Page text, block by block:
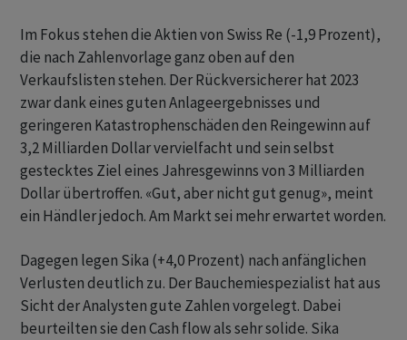
Im Fokus stehen die Aktien von Swiss Re (-1,9 Prozent),
die nach Zahlenvorlage ganz oben auf den
Verkaufslisten stehen. Der Rückversicherer hat 2023
zwar dank eines guten Anlageergebnisses und
geringeren Katastrophenschäden den Reingewinn auf
3,2 Milliarden Dollar vervielfacht und sein selbst
gestecktes Ziel eines Jahresgewinns von 3 Milliarden
Dollar übertroffen. «Gut, aber nicht gut genug», meint
ein Händler jedoch. Am Markt sei mehr erwartet worden.
Dagegen legen Sika (+4,0 Prozent) nach anfänglichen
Verlusten deutlich zu. Der Bauchemiespezialist hat aus
Sicht der Analysten gute Zahlen vorgelegt. Dabei
beurteilten sie den Cash flow als sehr solide. Sika